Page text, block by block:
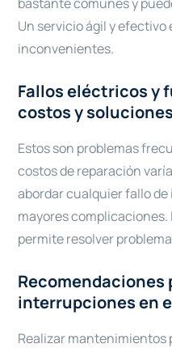
Un servicio ágil y
inconvenientes.
Fallos eléctricos y
costos y soluciones
Estos son problemas
costos de reparación
abordar cualquier fallo
mayores
permite resolver
Recomendaciones
interrupciones en
Realizar mantenimientos